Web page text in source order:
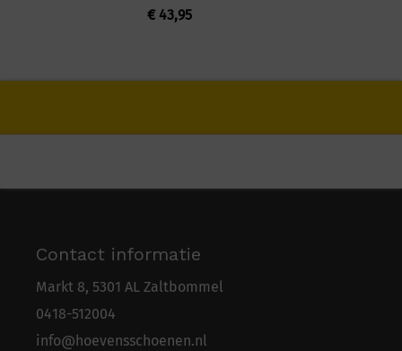
€43,95
Contact informatie
Markt 8, 5301 AL Zaltbommel
0418-512004
info@hoevensschoenen.nl